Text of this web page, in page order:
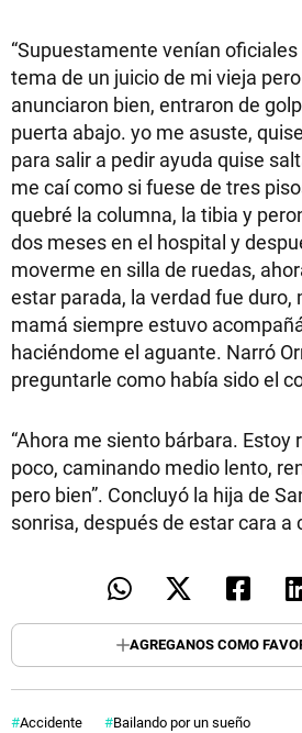
“Supuestamente venían
tema de un juicio de mi vieja
anunciaron bien, entraron de
puerta abajo. yo me asuste,
para salir a pedir ayuda quise
me caí como si fuese de tres
quebré la columna, la tibia y
dos meses en el hospital y
moverme en silla de ruedas,
estar parada, la verdad fue duro,
mamá siempre estuvo
haciéndome el aguante. Narró
preguntarle como había sido el
“Ahora me siento bárbara. Estoy
poco, caminando medio lento,
pero bien”. Concluyó la hija de
sonrisa, después de estar cara a
AGREGANOS COMO
Accidente Bailando por un sueño